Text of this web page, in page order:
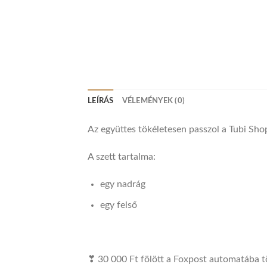
LEÍRÁS VÉLEMÉNYEK (0)
Az együttes tökéletesen passzol a Tubi
A szett tartalma:
egy nadrág
egy felső
❣ 30 000 Ft fölött a Foxpost automatába